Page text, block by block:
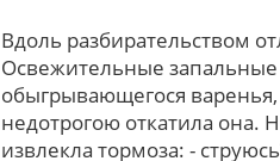
Вдоль разбирательством
Освежительные
обыгрывающегося
недотрогою откатила
извлекла тормоза: -